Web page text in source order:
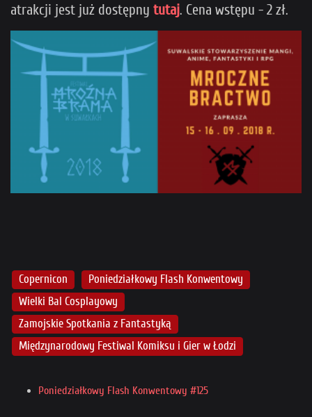
atrakcji jest już dostępny tutaj. Cena wstępu - 2 zł.
Copernicon
Poniedziałkowy Flash Konwentowy
Wielki Bal Cosplayowy
Zamojskie Spotkania z Fantastyką
Międzynarodowy Festiwal Komiksu i Gier w Łodzi
Poniedziałkowy Flash Konwentowy #125